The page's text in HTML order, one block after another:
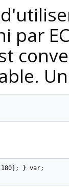
par
} var;